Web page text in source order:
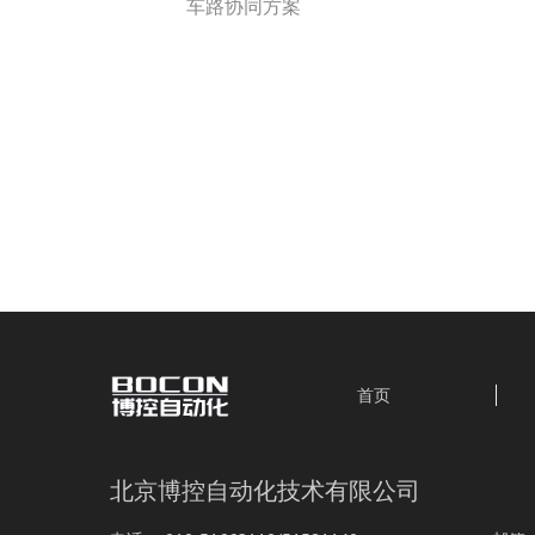
车路协同方案
首页
北京博控自动化技术有限公司